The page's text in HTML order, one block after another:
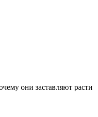
они заставляют расти